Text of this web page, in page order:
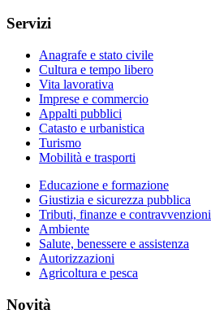
Servizi
Anagrafe e stato civile
Cultura e tempo libero
Vita lavorativa
Imprese e commercio
Appalti pubblici
Catasto e urbanistica
Turismo
Mobilità e trasporti
Educazione e formazione
Giustizia e sicurezza pubblica
Tributi, finanze e contravvenzioni
Ambiente
Salute, benessere e assistenza
Autorizzazioni
Agricoltura e pesca
Novità